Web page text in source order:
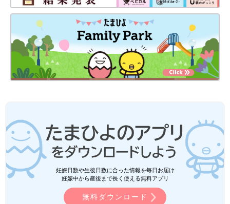
妊娠日数や生後日数に合った情報を毎日お届け
妊娠中から産後まで長く使える無料アプリ
無料ダウンロード